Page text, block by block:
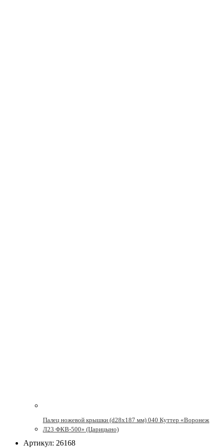
Палец ножевой крышки (d28x187 мм) 040 Куттер «Воронеж
Л23 ФКВ-500» (Царицыно)
Артикул: 26168